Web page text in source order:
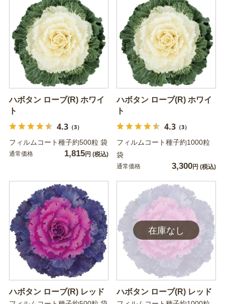
ハボタン ローブ(R) ホワイ
ト
4.3（3）
フィルムコート種子約500粒 袋
通常価格 1,815円 (税込)
ハボタン ローブ(R) ホワイ
ト
4.3（3）
フィルムコート種子約1000粒
袋
通常価格 3,300円 (税込)
ハボタン ローブ(R) レッド ハボタン ローブ(R) レッド